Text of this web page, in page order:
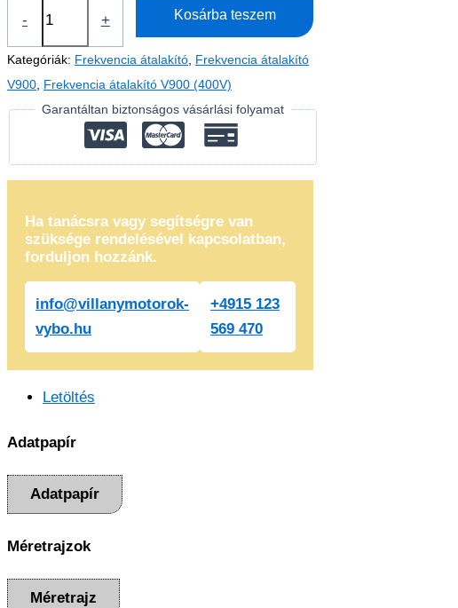
-
átalakító
5,5kW
V900-
4T0055
(400V)
mennyiség
+ Kosárba teszem
Kategóriák: Frekvencia átalakító, Frekvencia átalakító
V900, Frekvencia átalakító V900 (400V)
Garantáltan biztonságos vásárlási folyamat
Ha tanácsra vagy segítségre van
szüksége rendelésével kapcsolatban,
forduljon hozzánk.
info@villanymotorok-
vybo.hu
+4915 123
569 470
Letöltés
Adatpapír
Adatpapír
Méretrajzok
Méretrajz